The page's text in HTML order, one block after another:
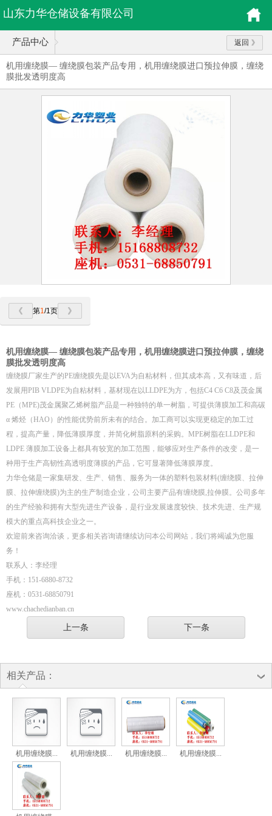
山东力华仓储设备有限公司
产品中心 返回
机用缠绕膜— 缠绕膜包装产品专用，机用缠绕膜进口预拉伸膜，缠绕
膜批发透明度高
第1/1页
机用缠绕膜— 缠绕膜包装产品专用，机用缠绕膜进口预拉伸膜，缠绕
膜批发透明度高
缠绕膜厂家生产的PE缠绕膜先是以EVA为自粘材料，但其成本高，又有味道，后
发展用PIB VLDPE为自粘材料，基材现在以LLDPE为方，包括C4 C6 C8及茂金属
PE（MPE)茂金属聚乙烯树脂产品是一种独特的单一树脂，可提供薄膜加工和高碳
α 烯烃（HAO）的性能优势前所未有的结合。加工商可以实现更稳定的加工过
程，提高产量，降低薄膜厚度，并简化树脂原料的采购。MPE树脂在LLDPE和
LDPE 薄膜加工设备上都具有较宽的加工范围，能够应对生产条件的改变，是一
种用于生产高韧性高透明度薄膜的产品，它可显著降低薄膜厚度。
力华仓储是一家集研发、生产、销售、服务为一体的塑料包装材料(缠绕膜、拉伸
膜、拉伸缠绕膜)为主的生产制造企业，公司主要产品有缠绕膜,拉伸膜。公司多年
的生产经验和拥有大型先进生产设备，是行业发展速度较快、技术先进、生产规
模大的重点高科技企业之一。
欢迎前来咨询洽谈，更多相关咨询请继续访问本公司网站，我们将竭诚为您服
务！
联系人：李经理
手机：151-6880-8732
座机：0531-68850791
www.chachedianban.cn
上一条 下一条
相关产品：
机用缠绕膜... 机用缠绕膜... 机用缠绕膜... 机用缠绕膜...